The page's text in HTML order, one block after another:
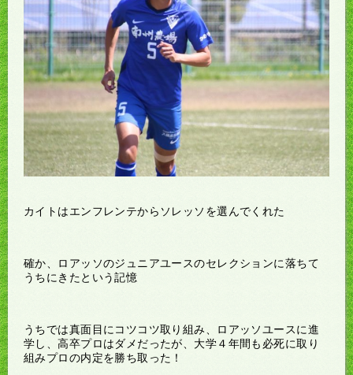
カイトはエンフレンテからソレッソを選んでくれた
確か、ロアッソのジュニアユースのセレクションに落ちて
うちにきたという記憶
うちでは真面目にコツコツ取り組み、ロアッソユースに進
学し、高卒プロはダメだったが、大学４年間も必死に取り
組みプロの内定を勝ち取った！